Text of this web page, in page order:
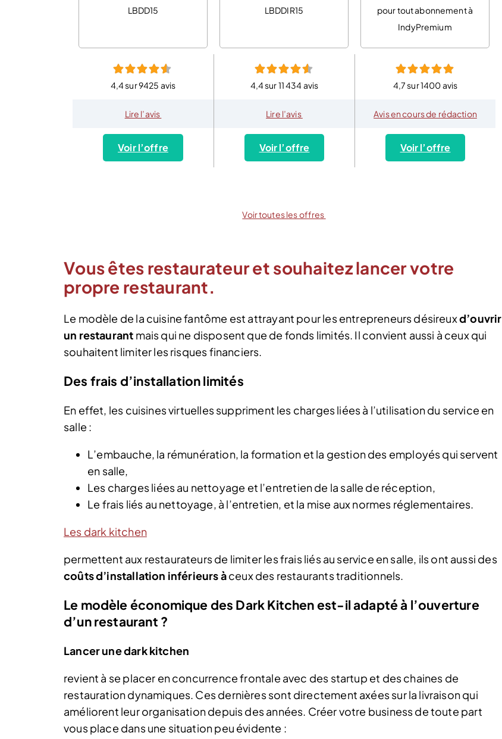
LBDD15
4,4 sur 9425 avis
Lire l’avis
Voir l’offre
LBDDIR15
4,4 sur 11 434 avis
Lire l’avis
Voir l’offre
pour tout abonnement à
IndyPremium
4,7 sur 1400 avis
Avis en cours de rédaction
Voir l’offre
Voir toutes les offres
Vous êtes restaurateur et souhaitez lancer votre
propre restaurant.
Le modèle de la cuisine fantôme est attrayant pour les entrepreneurs désireuxd’ouvrir
un restaurant mais qui ne disposent que de fonds limités. Il convient aussi à ceux qui
souhaitent limiter les risques financiers.
Des frais d’installation limités
En effet, les cuisines virtuelles suppriment les charges liées à l’utilisation du service en
salle :
L’embauche, la rémunération, la formation et la gestion des employés qui servent
en salle,
Les charges liées au nettoyage et l’entretien de la salle de réception,
Le frais liés au nettoyage, à l’entretien, et la mise aux normes réglementaires.
Les dark kitchen
permettent aux restaurateurs de limiter les frais liés au service en salle, ils ont aussi des
coûts d’installation inférieurs àceux des restaurants traditionnels.
Le modèle économique des Dark Kitchen est-il adapté à l’ouverture
d’un restaurant ?
Lancer une dark kitchen
revient à se placer en concurrence frontale avec des startup et des chaines de
restauration dynamiques. Ces dernières sont directement axées sur la livraison qui
améliorent leur organisation depuis des années. Créer votre business de toute part
vous place dans une situation peu évidente :